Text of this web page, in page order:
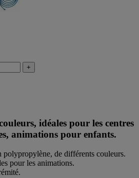
+
idéales pour les centres
animations pour enfants.
polypropylène, de différents couleurs.
pour les animations.